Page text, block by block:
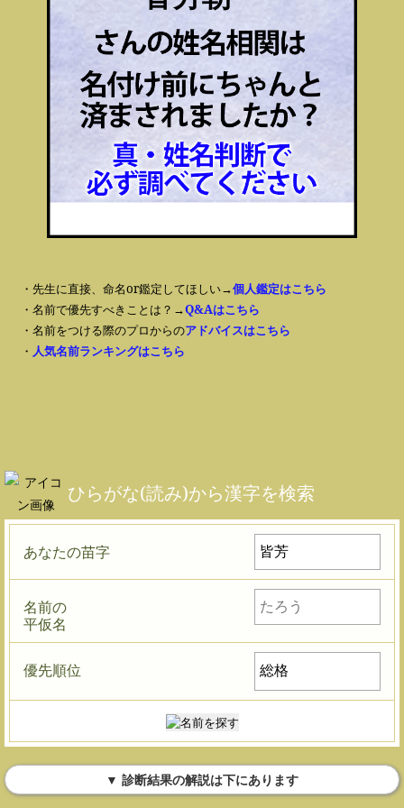
・先生に直接、命名or鑑定してほしい→個人鑑定はこちら
・名前で優先すべきことは？→Q&Aはこちら
・名前をつける際のプロからのアドバイスはこちら
・ 人気名前ランキングはこちら
ひらがな(読み)から漢字を検索
あなたの苗字
名前の
平仮名
優先順位
▼ 診断結果の解説は下にあります